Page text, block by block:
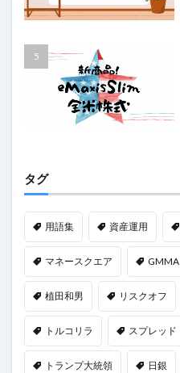
タグ
用語集 資産運用
マネースクエア GMMA
植田和男 リスクオフ
トルコリラ スプレッド
トランプ大統領 日銀